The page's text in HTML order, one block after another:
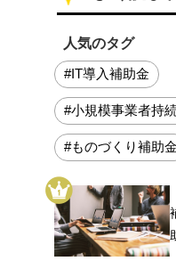
人気のタグ
#IT導入補助金
#小規模事業者持
#ものづくり補助金